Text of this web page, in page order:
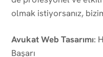
olmak istiyorsanız,
Avukat Web Tasarımı:
Başarı